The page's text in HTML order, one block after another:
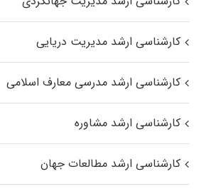
کارشناسی ارشد مدیریت دریایی
کارشناسی ارشد مدرسی معارف اسلامی
کارشناسی ارشد مشاوره
کارشناسی ارشد مطالعات جهان